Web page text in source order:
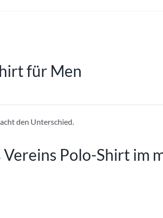
können
für Men
den Unterschied.
Vereins Polo-Shirt im